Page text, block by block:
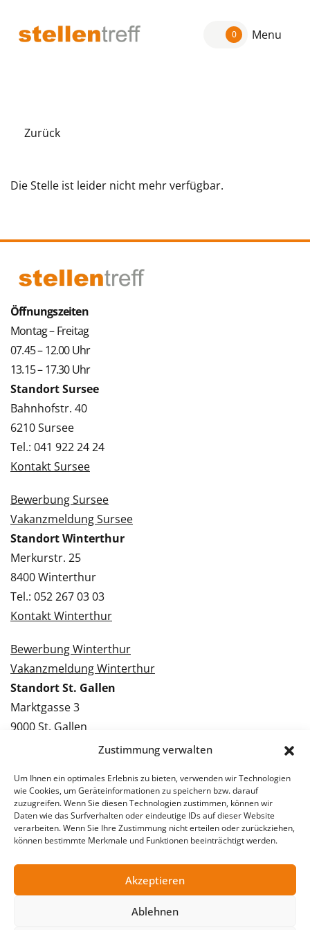
Zustimmung verwalten
Um Ihnen ein optimales Erlebnis zu bieten, verwenden wir Technologien
wie Cookies, um Geräteinformationen zu speichern bzw. darauf
zuzugreifen. Wenn Sie diesen Technologien zustimmen, können wir
Daten wie das Surfverhalten oder eindeutige IDs auf dieser Website
verarbeiten. Wenn Sie Ihre Zustimmung nicht erteilen oder zurückziehen,
können bestimmte Merkmale und Funktionen beeinträchtigt werden.
Akzeptieren
Ablehnen
0 Menu
Zurück
Die Stelle ist leider nicht mehr verfügbar.
Öffnungszeiten
Montag – Freitag
07.45 – 12.00 Uhr
13.15 – 17.30 Uhr
Standort Sursee
Bahnhofstr. 40
6210 Sursee
Tel.: 041 922 24 24
Kontakt Sursee
Bewerbung Sursee
Vakanzmeldung Sursee
Standort Winterthur
Merkurstr. 25
8400 Winterthur
Tel.: 052 267 03 03
Kontakt Winterthur
Bewerbung Winterthur
Vakanzmeldung Winterthur
Standort St. Gallen
Marktgasse 3
9000 St. Gallen
Tel.: 071 228 09 09
Bewerbung St. Gallen
Vakanzmeldung St. Gallen
© 2026 Stellentreff AG